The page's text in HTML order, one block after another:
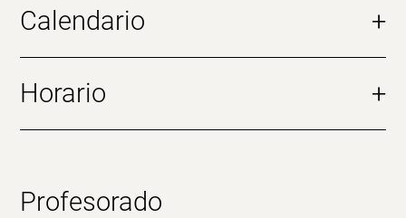
Calendario +
Horario +
Profesorado